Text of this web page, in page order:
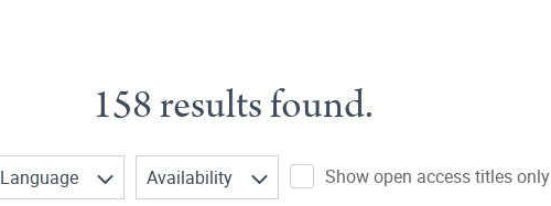
158 results found.
Language Availability Show open access titles only